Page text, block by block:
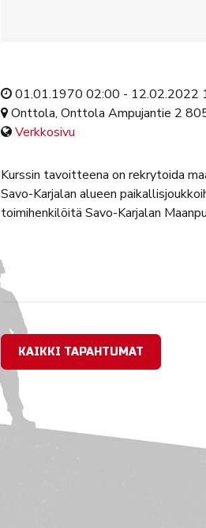
01.01.1970 02:00 - 12.02.2022
Onttola, Onttola Ampujantie 2
Verkkosivu
Kurssin tavoitteena on rekrytoida
Savo-Karjalan alueen
toimihenkilöitä Savo-Karjalan
KAIKKI TAPAHTUMAT